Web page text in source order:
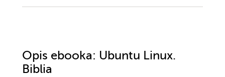
Opis ebooka: Ubuntu Linux.
Biblia